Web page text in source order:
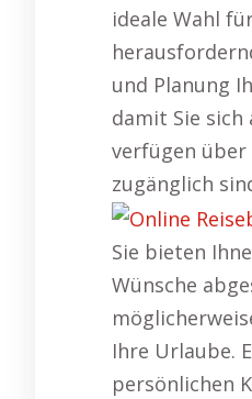
ideale Wahl
und Planung
damit Sie
verfügen über
zugänglich
Sie bieten
Wünsche
Ihre Urlaube.
persönlichen